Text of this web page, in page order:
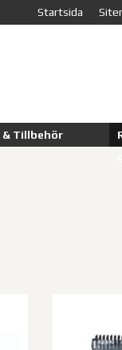
Startsida
& Tillbehör